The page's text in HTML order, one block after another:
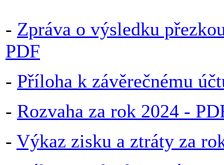
- Zpráva o výsledku
PDF
- Příloha k závěrečnému
- Rozvaha za rok 2024 -
- Výkaz zisku a ztráty za